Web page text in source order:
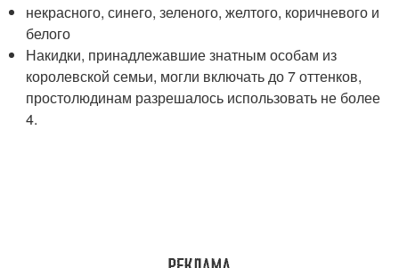
некрасного, синего, зеленого, желтого, коричневого и
белого
Накидки, принадлежавшие знатным особам из
королевской семьи, могли включать до 7 оттенков,
простолюдинам разрешалось использовать не более
4.